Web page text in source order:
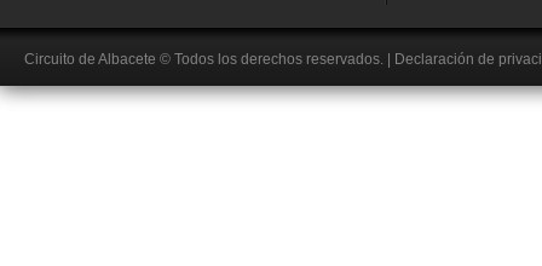
Circuito de Albacete © Todos los derechos reservados. Declaración de